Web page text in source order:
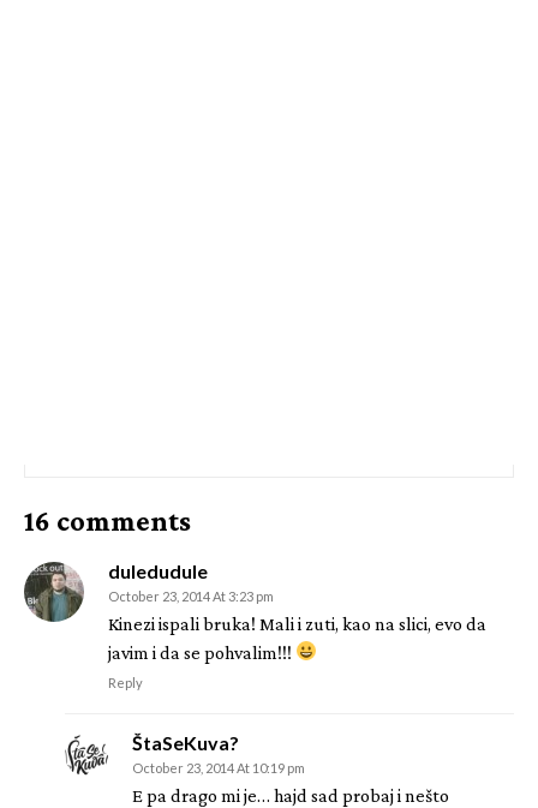
16 comments
duledudule
October 23, 2014 At 3:23 pm
Kinezi ispali bruka! Mali i zuti, kao na slici, evo da
javim i da se pohvalim!!!
Reply
ŠtaSeKuva?
October 23, 2014 At 10:19 pm
E pa drago mi je… hajd sad probaj i nešto